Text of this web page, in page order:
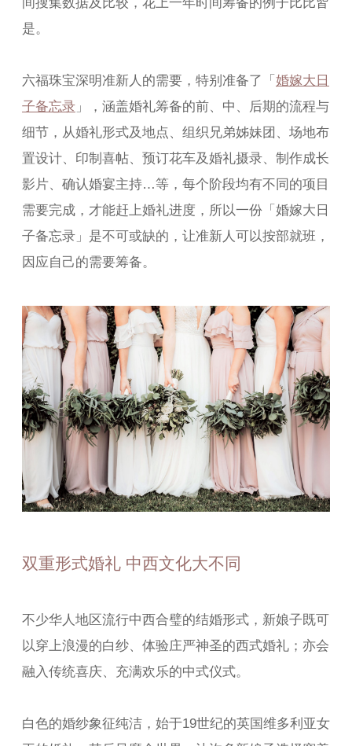
是。
六福珠宝深明准新人的需要，特别准备了「 婚嫁大日
子备忘录」，涵盖婚礼筹备的前、中、后期的流程与
细节，从婚礼形式及地点、组织兄弟姊妹团、场地布
置设计、印制喜帖、预订花车及婚礼摄录、制作成长
影片、确认婚宴主持…等，每个阶段均有不同的项目
需要完成，才能赶上婚礼进度，所以一份「婚嫁大日
子备忘录」是不可或缺的，让准新人可以按部就班，
因应自己的需要筹备。
双重形式婚礼 中西文化大不同
不少华人地区流行中西合璧的结婚形式，新娘子既可
以穿上浪漫的白纱、体验庄严神圣的西式婚礼；亦会
融入传统喜庆、充满欢乐的中式仪式。
白色的婚纱象征纯洁，始于19世纪的英国维多利亚女